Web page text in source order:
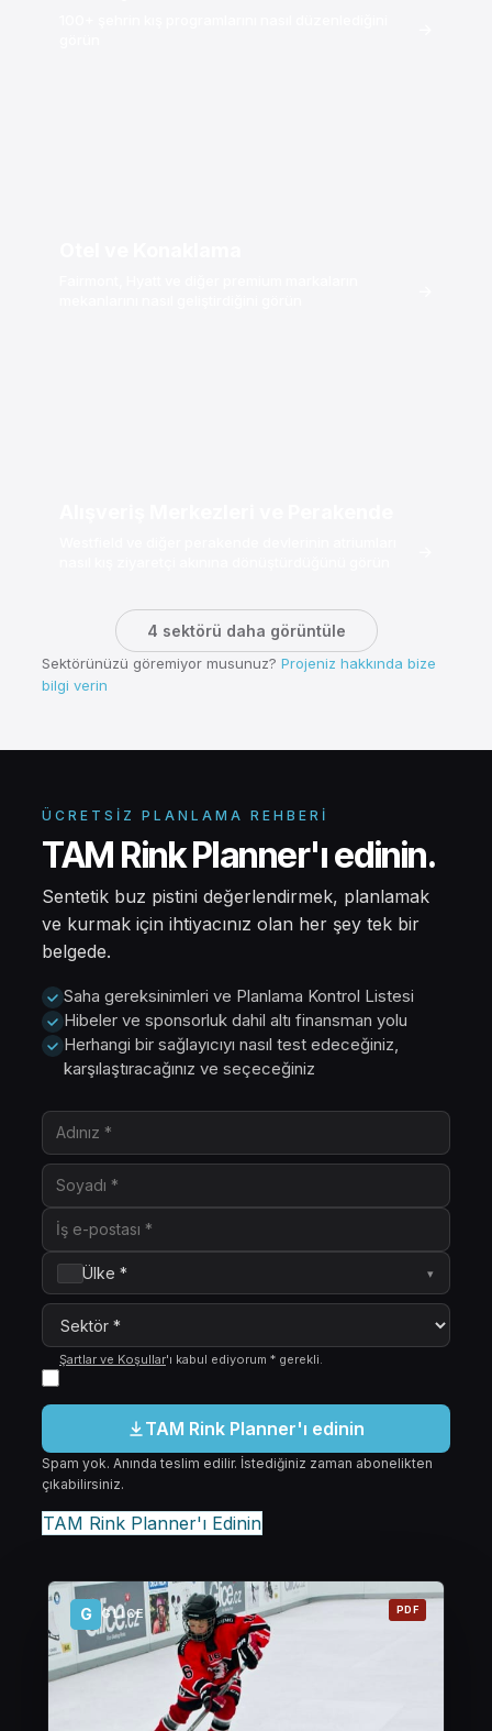
4 sektörü daha görüntüle
Sektörünüzü göremiyor musunuz? Projeniz hakkında bize
bilgi verin
ÜCRETSIZ PLANLAMA REHBERI
TAM Rink Planner'ı edinin.
Sentetik buz pistini değerlendirmek, planlamak
ve kurmak için ihtiyacınız olan her şey tek bir
belgede.
Saha gereksinimleri ve Planlama Kontrol Listesi
Hibeler ve sponsorluk dahil altı finansman yolu
Herhangi bir sağlayıcıyı nasıl test edeceğiniz,
karşılaştıracağınız ve seçeceğiniz
Ülke * ▾
Şartlar ve Koşullar'ı kabul ediyorum * gerekli.
TAM Rink Planner'ı edinin
Spam yok. Anında teslim edilir. İstediğiniz zaman abonelikten
çıkabilirsiniz.
TAM Rink Planner'ı Edinin
G GLICE PDF